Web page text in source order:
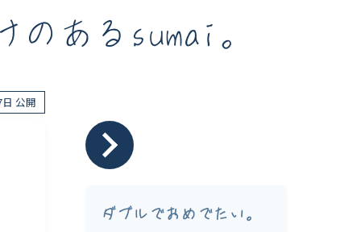
個人情報保護方針
あるsumai。
公開
ダブルでおめでたい。